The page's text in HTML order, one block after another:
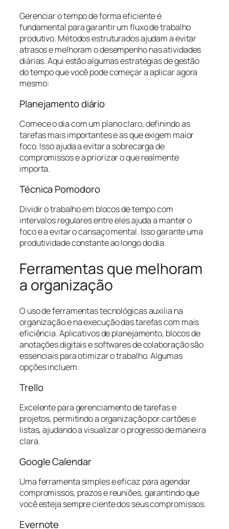
Gerenciar o tempo de forma eficiente é
fundamental para garantir um fluxo de trabalho
produtivo. Métodos estruturados ajudam a evitar
atrasos e melhoram o desempenho nas atividades
diárias. Aqui estão algumas estratégias de gestão
do tempo que você pode começar a aplicar agora
mesmo:
Planejamento diário
Comece o dia com um plano claro, definindo as
tarefas mais importantes e as que exigem maior
foco. Isso ajuda a evitar a sobrecarga de
compromissos e a priorizar o que realmente
importa.
Técnica Pomodoro
Dividir o trabalho em blocos de tempo com
intervalos regulares entre eles ajuda a manter o
foco e a evitar o cansaço mental. Isso garante uma
produtividade constante ao longo do dia.
Ferramentas que melhoram
a organização
O uso de ferramentas tecnológicas auxilia na
organização e na execução das tarefas com mais
eficiência. Aplicativos de planejamento, blocos de
anotações digitais e softwares de colaboração são
essenciais para otimizar o trabalho. Algumas
opções incluem:
Trello
Excelente para gerenciamento de tarefas e
projetos, permitindo a organização por cartões e
listas, ajudando a visualizar o progresso de maneira
clara.
Google Calendar
Uma ferramenta simples e eficaz para agendar
compromissos, prazos e reuniões, garantindo que
você esteja sempre ciente dos seus compromissos.
Evernote